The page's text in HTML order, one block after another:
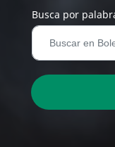
Busca por